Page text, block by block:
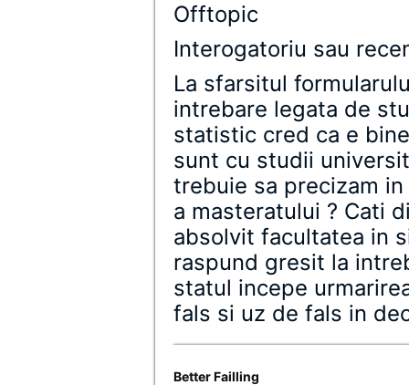
Offtopic
Interogatoriu sau
La sfarsitul
intrebare legata de
statistic cred ca e
sunt cu studii
trebuie sa precizam in
a masteratului ? Cati
absolvit facultatea in
raspund gresit la
statul incepe
fals si uz de fals in
Better Failling